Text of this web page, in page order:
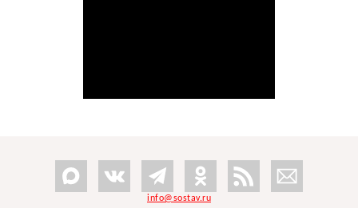
info@sostav.ru